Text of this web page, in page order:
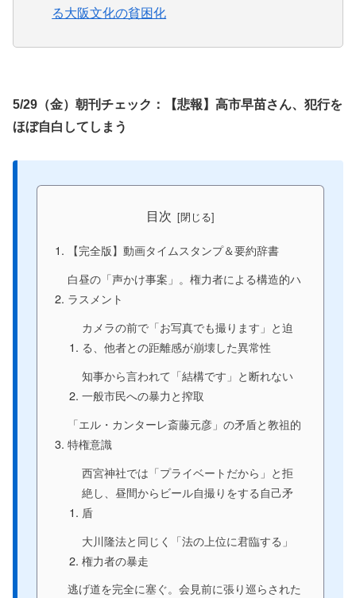
る大阪文化の貧困化
5/29（金）朝刊チェック：【悲報】高市早苗さん、犯行を
ほぼ自白してしまう
目次
【完全版】動画タイムスタンプ＆要約辞書
白昼の「声かけ事案」。権力者による構造的ハ
ラスメント
カメラの前で「お写真でも撮ります」と迫
る、他者との距離感が崩壊した異常性
知事から言われて「結構です」と断れない
一般市民への暴力と搾取
「エル・カンターレ斎藤元彦」の矛盾と教祖的
特権意識
西宮神社では「プライベートだから」と拒
絶し、昼間からビール自撮りをする自己矛
盾
大川隆法と同じく「法の上位に君臨する」
権力者の暴走
逃げ道を完全に塞ぐ。会見前に張り巡らされた